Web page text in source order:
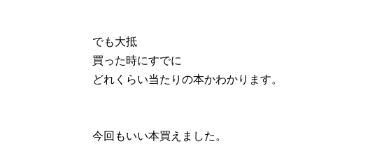
でも大抵
買った時にすでに
どれくらい当たりの本かわかります。
今回もいい本買えました。